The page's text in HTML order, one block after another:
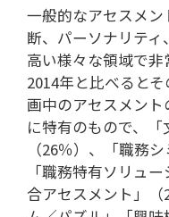
一般的なアセスメ
断、パーソナリテ
高い様々な領域で非
2014年と比べると
画中のアセスメン
に特有のもので、「
（26％）、「職務
「職務特有ソリュ
合アセスメント」